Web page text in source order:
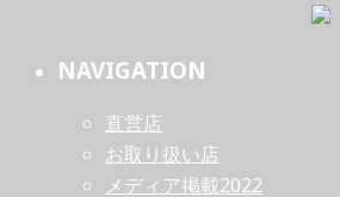
NAVIGATION
直営店
お取り扱い店
メディア掲載2022